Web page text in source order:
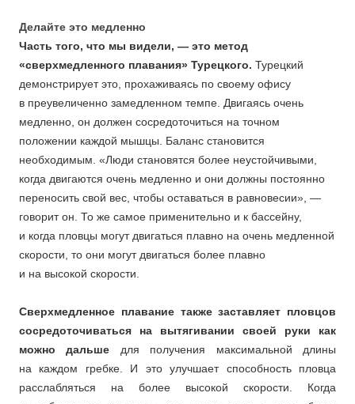
Делайте это медленно
Часть того, что мы видели, — это метод
«сверхмедленного плавания» Турецкого. Турецкий
демонстрирует это, прохаживаясь по своему офису
в преувеличенно замедленном темпе. Двигаясь очень
медленно, он должен сосредоточиться на точном
положении каждой мышцы. Баланс становится
необходимым. «Люди становятся более неустойчивыми,
когда двигаются очень медленно и они должны постоянно
переносить свой вес, чтобы оставаться в равновесии», —
говорит он. То же самое применительно и к бассейну,
и когда пловцы могут двигаться плавно на очень медленной
скорости, то они могут двигаться более плавно
и на высокой скорости.
Сверхмедленное плавание также заставляет пловцов
сосредоточиваться на вытягивании своей руки как
можно дальше для получения максимальной длины
на каждом гребке. И это улучшает способность пловца
расслабляться на более высокой скорости. Когда